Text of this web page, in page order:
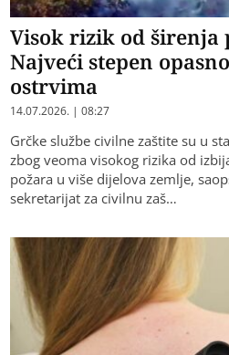
Visok rizik od širenja
Najveći stepen
ostrvima
14.07.2026. | 08:27
Grčke službe civilne zaštite su u
zbog veoma visokog rizika od
požara u više dijelova zemlje,
sekretarijat za civilnu zaš…